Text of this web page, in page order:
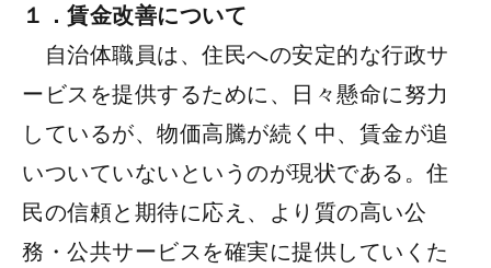
１．賃金改善について
自治体職員は、住民への安定的な行政サ
ービスを提供するために、日々懸命に努力
しているが、物価高騰が続く中、賃金が追
いついていないというのが現状である。住
民の信頼と期待に応え、より質の高い公
務・公共サービスを確実に提供していくた